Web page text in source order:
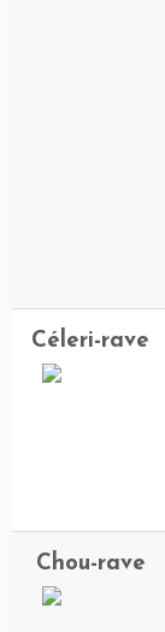
Céleri-rave
Chou-rave